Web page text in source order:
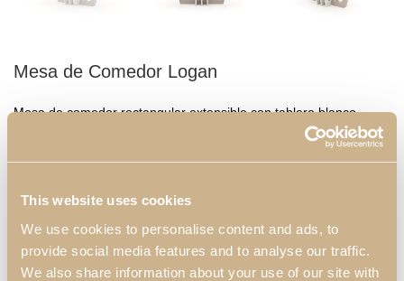
This website uses cookies
We use cookies to personalise content and ads, to
provide social media features and to analyse our traffic.
We also share information about your use of our site with
Mesa de Comedor Logan
Mesa de comedor rectangular extensible con tablero blanco.
Mostrado en la imagen con longitude de 2 metros, permite una
extensión de 45 cm a cada lado, ofreciendo más espacio para
con sillas tapizadas en tonos claros y cree un ambiente
Dimensiones:
Standard: 2000 mm x 1100 mm x 780 mm;